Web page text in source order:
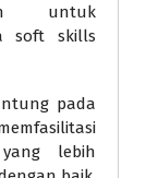
untuk
soft skills
pada
lebih